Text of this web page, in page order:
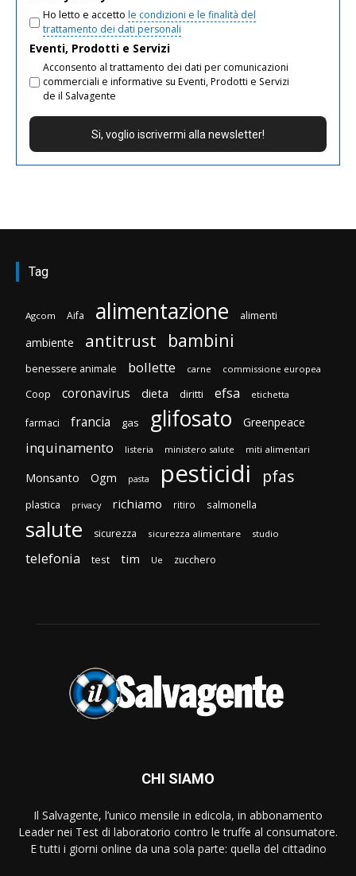
Ho letto e accetto le condizioni e le finalità del
trattamento dei dati personali
Eventi, Prodotti e Servizi
Acconsento al trattamento dei dati per comunicazioni
commerciali e informative su Eventi, Prodotti e Servizi
de il Salvagente
Tag
Agcom Aifa alimentazione alimenti
ambiente antitrust bambini
benessere animale bollette carne commissione europea
Coop coronavirus dieta diritti efsa etichetta
farmaci francia gas glifosato Greenpeace
inquinamento listeria ministero salute miti alimentari
Monsanto Ogm pasta pesticidi pfas
plastica privacy richiamo ritiro salmonella
salute sicurezza sicurezza alimentare studio
telefonia test tim Ue zucchero
CHI SIAMO
Il Salvagente, l’unico mensile in edicola, in abbonamento
Leader nei Test di laboratorio contro le truffe al consumatore.
E tutti i giorni online da una sola parte: quella del cittadino